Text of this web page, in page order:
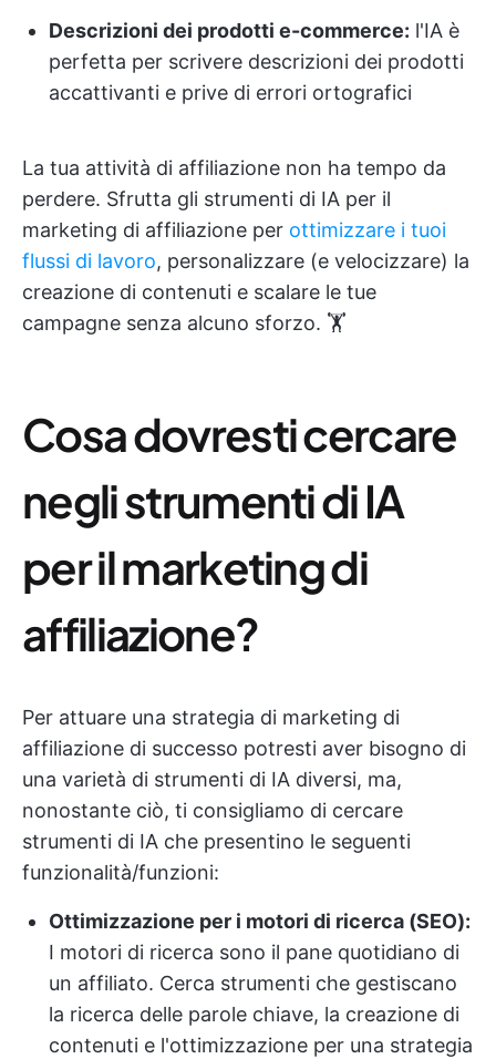
Descrizioni dei prodotti e-commerce: l'IA è
perfetta per scrivere descrizioni dei prodotti
accattivanti e prive di errori ortografici
La tua attività di affiliazione non ha tempo da
perdere. Sfrutta gli strumenti di IA per il
marketing di affiliazione per ottimizzare i tuoi
flussi di lavoro, personalizzare (e velocizzare) la
creazione di contenuti e scalare le tue
campagne senza alcuno sforzo. 🏋️
Cosa dovresti cercare
negli strumenti di IA
per il marketing di
affiliazione?
Per attuare una strategia di marketing di
affiliazione di successo potresti aver bisogno di
una varietà di strumenti di IA diversi, ma,
nonostante ciò, ti consigliamo di cercare
strumenti di IA che presentino le seguenti
funzionalità/funzioni:
Ottimizzazione per i motori di ricerca (SEO):
I motori di ricerca sono il pane quotidiano di
un affiliato. Cerca strumenti che gestiscano
la ricerca delle parole chiave, la creazione di
contenuti e l'ottimizzazione per una strategia